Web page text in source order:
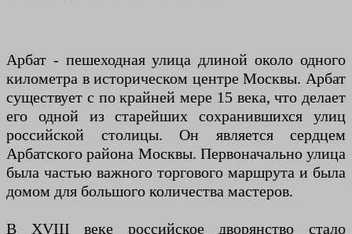
Арбат - пешеходная улица длиной около одного
километра в историческом центре Москвы. Арбат
существует с по крайней мере 15 века, что делает
его одной из старейших сохранившихся улиц
российской столицы. Он является сердцем
Арбатского района Москвы. Первоначально улица
была частью важного торгового маршрута и была
домом для большого количества мастеров.
В XVIII веке российское дворянство стало